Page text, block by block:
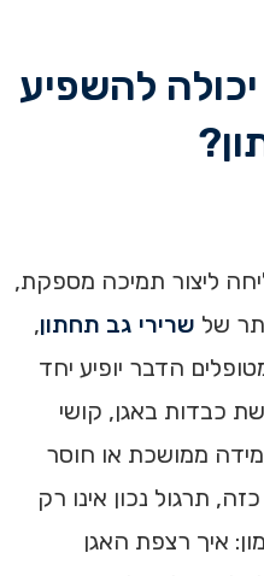
להשפיע
ליצור תמיכה מספקת,
של שרירי גב תחתון,
הדבר יופיע יחד
כבדות באגן, קושי
ממושכת או חוסר
תרגול נכון אינו רק
איך רצפת האגן